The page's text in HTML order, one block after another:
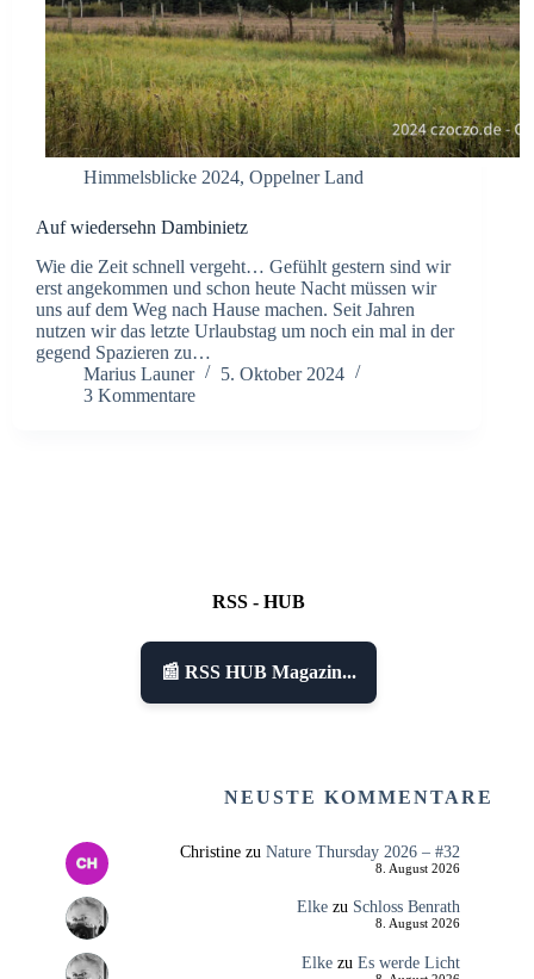
Himmelsblicke 2024, Oppelner Land
Auf wiedersehn Dambinietz
Wie die Zeit schnell vergeht… Gefühlt gestern sind wir
erst angekommen und schon heute Nacht müssen wir
uns auf dem Weg nach Hause machen. Seit Jahren
nutzen wir das letzte Urlaubstag um noch ein mal in der
gegend Spazieren zu…
Marius Launer
5. Oktober 2024
3 Kommentare
RSS - HUB
📰 RSS HUB Magazin...
NEUSTE KOMMENTARE
Christinezu Nature Thursday 2026 – #32
8. August 2026
Elkezu Schloss Benrath
8. August 2026
Elkezu Es werde Licht